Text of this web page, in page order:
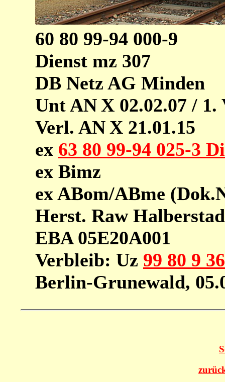
60 80 99-94 000-9
Dienst mz 307
DB Netz AG Minden
Unt AN X 02.02.07 /
Verl. AN X 21.01.15
ex 63 80 99-94 025-3
ex Bimz
ex ABom/ABme
Herst. Raw
EBA 05E20A001
Verbleib: Uz 99 80 9
Berlin-Grunewald,